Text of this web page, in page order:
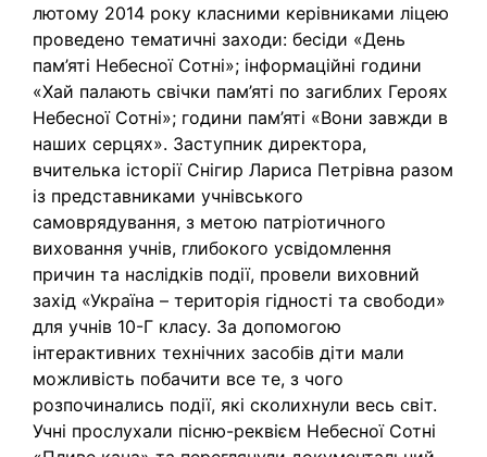
лютому 2014 року класними керівниками ліцею
проведено тематичні заходи: бесіди «День
пам’яті Небесної Сотні»; інформаційні години
«Хай палають свічки пам’яті по загиблих Героях
Небесної Сотні»; години пам’яті «Вони завжди в
наших серцях». Заступник директора,
вчителька історії Снігир Лариса Петрівна разом
із представниками учнівського
самоврядування, з метою патріотичного
виховання учнів, глибокого усвідомлення
причин та наслідків події, провели виховний
захід «Україна – територія гідності та свободи»
для учнів 10-Г класу. За допомогою
інтерактивних технічних засобів діти мали
можливість побачити все те, з чого
розпочинались події, які сколихнули весь світ.
Учні прослухали пісню-реквієм Небесної Сотні